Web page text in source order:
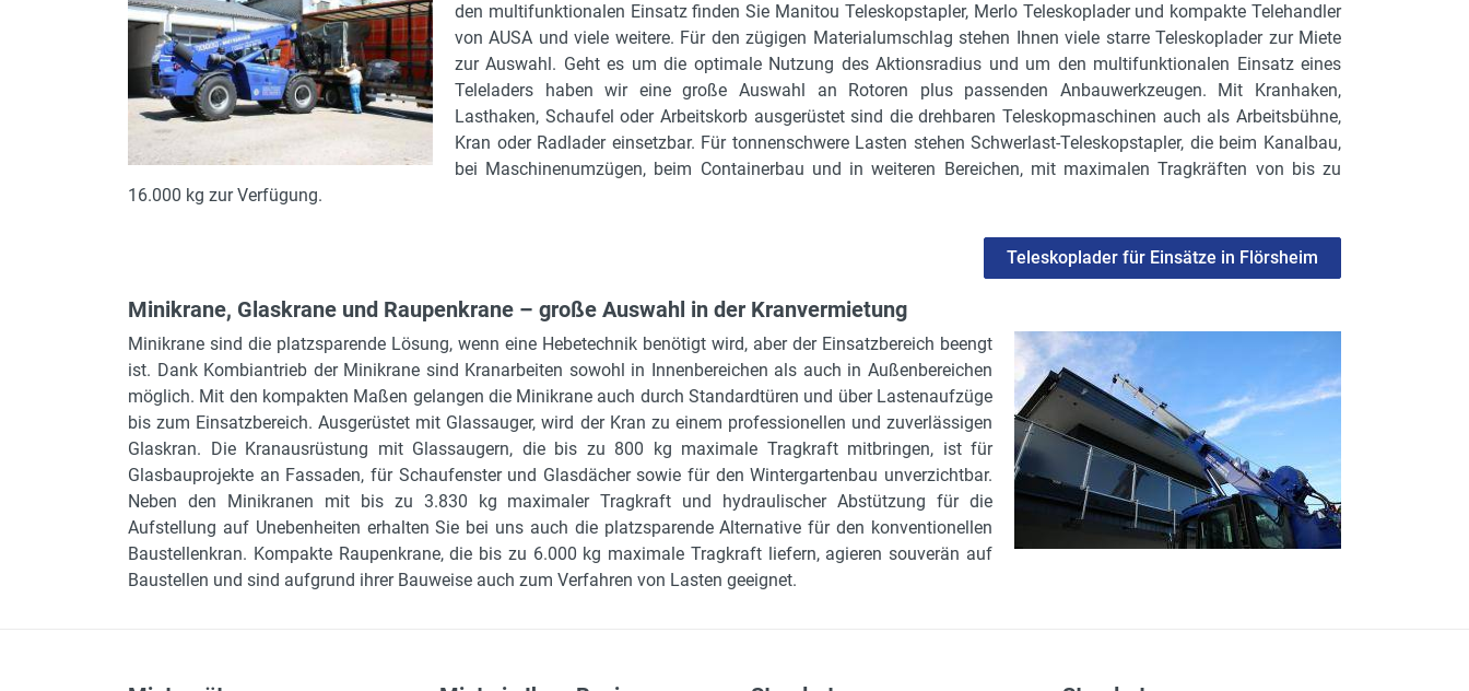
den multifunktionalen Einsatz finden Sie Manitou Teleskopstapler, Merlo Teleskoplader und kompakte Telehandler
von AUSA und viele weitere. Für den zügigen Materialumschlag stehen Ihnen viele starre Teleskoplader zur Miete
zur Auswahl. Geht es um die optimale Nutzung des Aktionsradius und um den multifunktionalen Einsatz eines
Teleladers haben wir eine große Auswahl an Rotoren plus passenden Anbauwerkzeugen. Mit Kranhaken,
Lasthaken, Schaufel oder Arbeitskorb ausgerüstet sind die drehbaren Teleskopmaschinen auch als Arbeitsbühne,
Kran oder Radlader einsetzbar. Für tonnenschwere Lasten stehen Schwerlast-Teleskopstapler, die beim Kanalbau,
bei Maschinenumzügen, beim Containerbau und in weiteren Bereichen, mit maximalen Tragkräften von bis zu
16.000 kg zur Verfügung.
Teleskoplader für Einsätze in Flörsheim
Minikrane, Glaskrane und Raupenkrane – große Auswahl in der Kranvermietung
Minikrane sind die platzsparende Lösung, wenn eine Hebetechnik benötigt wird, aber der Einsatzbereich beengt
ist. Dank Kombiantrieb der Minikrane sind Kranarbeiten sowohl in Innenbereichen als auch in Außenbereichen
möglich. Mit den kompakten Maßen gelangen die Minikrane auch durch Standardtüren und über Lastenaufzüge
bis zum Einsatzbereich. Ausgerüstet mit Glassauger, wird der Kran zu einem professionellen und zuverlässigen
Glaskran. Die Kranausrüstung mit Glassaugern, die bis zu 800 kg maximale Tragkraft mitbringen, ist für
Glasbauprojekte an Fassaden, für Schaufenster und Glasdächer sowie für den Wintergartenbau unverzichtbar.
Neben den Minikranen mit bis zu 3.830 kg maximaler Tragkraft und hydraulischer Abstützung für die
Aufstellung auf Unebenheiten erhalten Sie bei uns auch die platzsparende Alternative für den konventionellen
Baustellenkran. Kompakte Raupenkrane, die bis zu 6.000 kg maximale Tragkraft liefern, agieren souverän auf
Baustellen und sind aufgrund ihrer Bauweise auch zum Verfahren von Lasten geeignet.